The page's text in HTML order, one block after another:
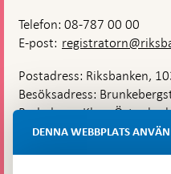
Telefon: 08-787 00 00
E-post:
Postadress: Riksbanken,
Besöksadress:
Budadress: Klara Östra
Lastplats 6
DENNA WEBBPLATS